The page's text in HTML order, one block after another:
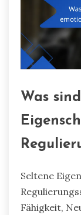
Was
Seltene
Fähigkeit,